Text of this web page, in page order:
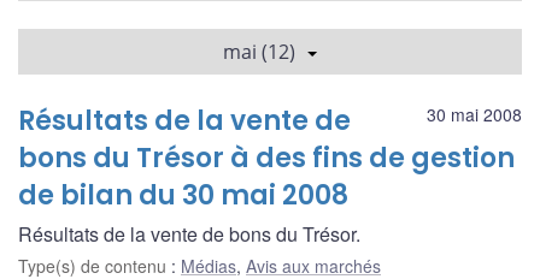
mai (12)
30 mai 2008
Résultats de la vente de
bons du Trésor à des fins de gestion
de bilan du 30 mai 2008
Résultats de la vente de bons du Trésor.
Type(s) de contenu : Médias, Avis aux marchés